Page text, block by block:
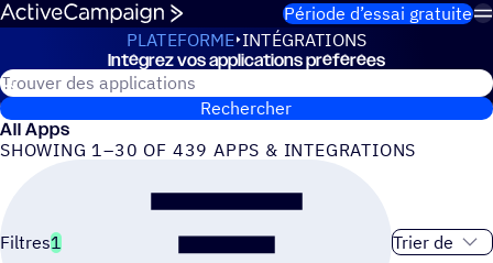
Passer au contenu
Période d’essai gratuite
PLATEFORME INTÉGRATIONS
Intégrations Inté­grez vos applications préférées
Rechercher des applications ActiveCampaign
Rechercher
All Apps
SHOWING 1–30 OF 439 APPS & INTEGRATIONS
Filtres1 Ordre de tri